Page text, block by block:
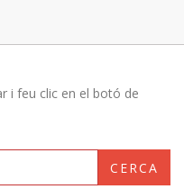
i feu clic en el botó de
CERCA